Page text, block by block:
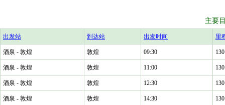
主要
出发站 到达站 出发时间 里
酒泉 - 敦煌 敦煌 09:30 130
酒泉 - 敦煌 敦煌 11:00 130
酒泉 - 敦煌 敦煌 12:30 130
酒泉 - 敦煌 敦煌 14:30 130